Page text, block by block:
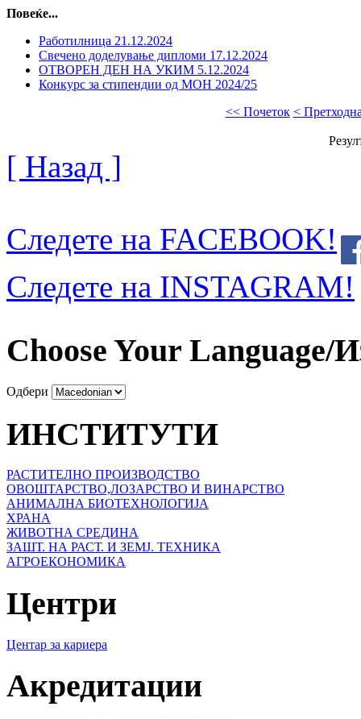
Повеќе...
Работилница 21.12.2024
Свечено доделување дипломи 17.12.2024
ОТВОРЕН ДЕН НА УКИМ 5.12.2024
Конкурс за стипeндии од МОН 2024/25
<< Почеток <
[ Назад ]
Следете на FACEBOOK!
Следете на INSTAGRAM!
Choose Your Language/
Одбери
ИНСТИТУТИ
РАСТИТЕЛНО ПРОИЗВОДСТВО
ОВОШТАРСТВО,ЛОЗАРСТВО И ВИНАРСТВО
АНИМАЛНА БИОТЕХНОЛОГИЈА
ХРАНА
ЖИВОТНА СРЕДИНА
ЗАШТ. НА РАСТ. И ЗЕМЈ. ТЕХНИКА
АГРОЕКОНОМИКА
Центри
Центар за кариера
Акредитации